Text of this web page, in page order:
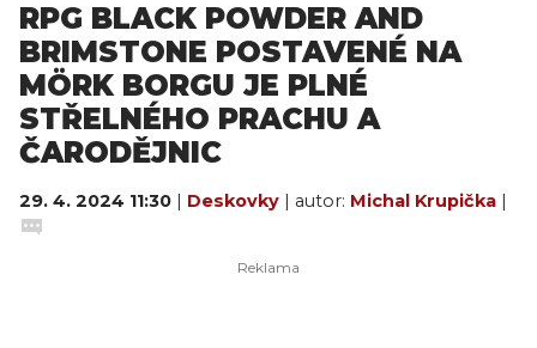
RPG BLACK POWDER AND
BRIMSTONE POSTAVENÉ NA
MÖRK BORGU JE PLNÉ
STŘELNÉHO PRACHU A
ČARODĚJNIC
29. 4. 2024 11:30 | Deskovky | autor: Michal Krupička |